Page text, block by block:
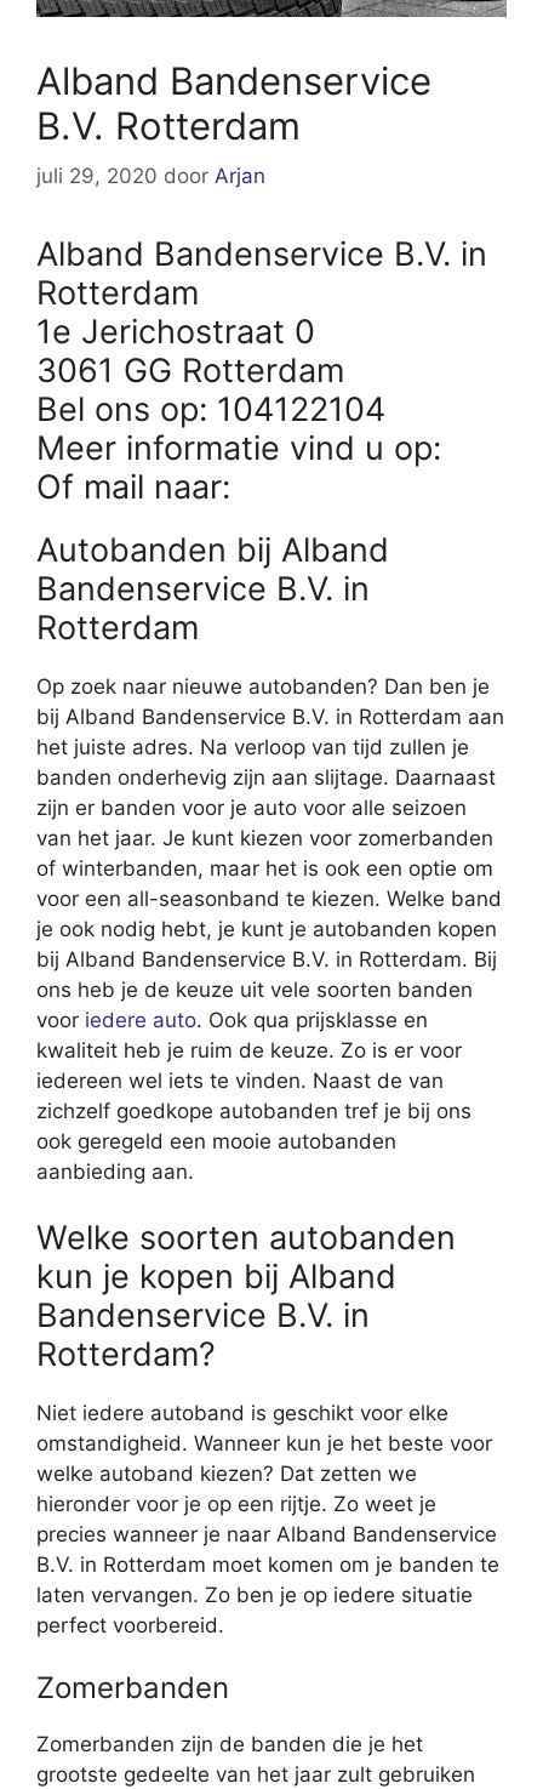
Alband Bandenservice
B.V. Rotterdam
juli 29, 2020 door Arjan
Alband Bandenservice B.V. in
Rotterdam
1e Jerichostraat 0
3061 GG Rotterdam
Bel ons op: 104122104
Meer informatie vind u op:
Of mail naar:
Autobanden bij Alband
Bandenservice B.V. in
Rotterdam
Op zoek naar nieuwe autobanden? Dan ben je
bij Alband Bandenservice B.V. in Rotterdam aan
het juiste adres. Na verloop van tijd zullen je
banden onderhevig zijn aan slijtage. Daarnaast
zijn er banden voor je auto voor alle seizoen
van het jaar. Je kunt kiezen voor zomerbanden
of winterbanden, maar het is ook een optie om
voor een all-seasonband te kiezen. Welke band
je ook nodig hebt, je kunt je autobanden kopen
bij Alband Bandenservice B.V. in Rotterdam. Bij
ons heb je de keuze uit vele soorten banden
voor iedere auto. Ook qua prijsklasse en
kwaliteit heb je ruim de keuze. Zo is er voor
iedereen wel iets te vinden. Naast de van
zichzelf goedkope autobanden tref je bij ons
ook geregeld een mooie autobanden
aanbieding aan.
Welke soorten autobanden
kun je kopen bij Alband
Bandenservice B.V. in
Rotterdam?
Niet iedere autoband is geschikt voor elke
omstandigheid. Wanneer kun je het beste voor
welke autoband kiezen? Dat zetten we
hieronder voor je op een rijtje. Zo weet je
precies wanneer je naar Alband Bandenservice
B.V. in Rotterdam moet komen om je banden te
laten vervangen. Zo ben je op iedere situatie
perfect voorbereid.
Zomerbanden
Zomerbanden zijn de banden die je het
grootste gedeelte van het jaar zult gebruiken